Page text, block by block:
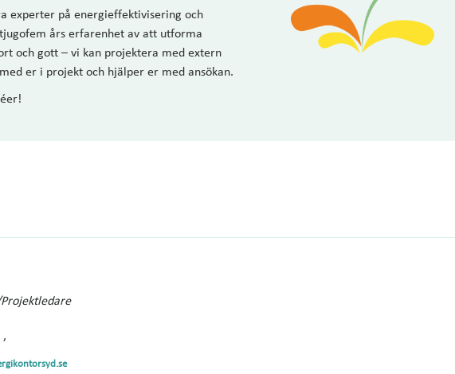
experter på energieffektivisering och
års erfarenhet av att utforma
och gott – vi kan projektera med extern
er i projekt och hjälper er med ansökan.
,